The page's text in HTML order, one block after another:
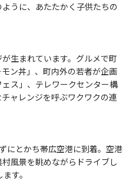
うに、あたたかく子供たちの
生まれています。グルメで町
ン丼」、町内外の若者が企画
ス」、テレワークセンター構
ャレンジを呼ぶワクワクの連
にとかち帯広空港に到着。空港
風景を眺めながらドライブし
す。